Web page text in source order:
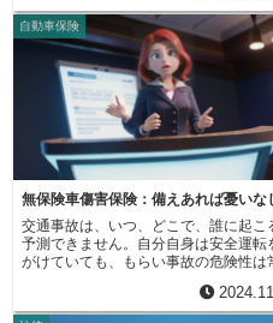
険の内容をしっかりと理解し、自分に
た補償を選択することが重要です。
苦痛、例えば、悲しみ、不安、怒り、恐
怖、屈辱感なども評価の対象となりま
慰謝料の金額を決める要素は様々です
ず、被害の程度が重要です。怪我の重
や後遺症の有無、精神的な苦痛の大き
どによって金額が変わります。また、
の種類も考慮されます。命に関わるよ
被害や、将来にわたって影響が残る被
は、高額な慰謝料が認められる傾向に
ます。さらに、苦痛が続いた期間も重
す。長い期間苦しんだ場合は、慰謝料
くなります。その他、被害者の年齢や
業、社会的地位なども考慮されること
ります。例えば、将来有望な若者が怪
仕事ができなくなってしまった場合な
は、その損失を考慮して慰謝料が増額
る可能性があります。このように、慰
は様々な要素を総合的に判断して決定
特約です。 この特約は、まるで暮らしの
安心網のように、私たちを守ってくれ
す。例えば、自転車に乗っている時に
て歩行者にぶつかってけがをさせてし
たり、子供が遊んでいて誤ってお店の
を壊してしまったり、ペットの散歩中
ットが他人に飛びかかってけがをさせ
まったり。 日常生活を送る中で、このよ
うな予期せぬ事故を起こしてしまう可
は誰にでもあります。思わぬ高額な賠
を請求されることもあり、経済的に大
個人賠償責任特約に加入していれば、
ような不測の事態に備えることができ
が一の事故発生時にも経済的な負担を
できるだけでなく、精神的な負担も軽
ることができます。この特約は、自動
自動車保険
無保険車傷害保険：備えあれば憂いな
交通事故は、いつ、どこで、誰に起こ
予測できません。自分自身は安全運転
がけていても、もらい事故の危険性は
れ、相手側に十分な賠償能力がない場
治療費や生活費など、多大な負担を強